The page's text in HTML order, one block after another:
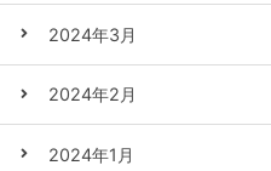
2024年3月
2024年2月
2024年1月